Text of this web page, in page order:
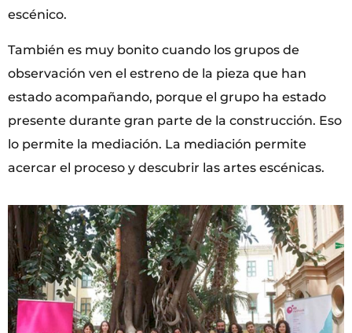
escénico.
También es muy bonito cuando los grupos de
observación ven el estreno de la pieza que han
estado acompañando, porque el grupo ha estado
presente durante gran parte de la construcción. Eso
lo permite la mediación. La mediación permite
acercar el proceso y descubrir las artes escénicas.